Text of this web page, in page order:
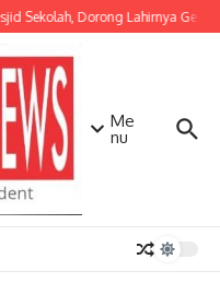
Sekolah, Dorong Lahirnya
Me
nu